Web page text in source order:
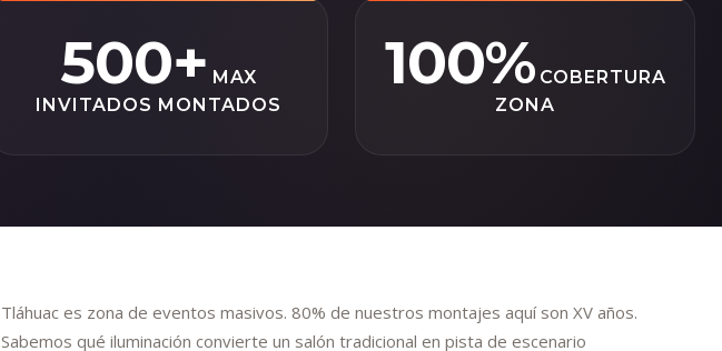
500+ MAX
INVITADOS MONTADOS
100% COBERTURA
ZONA
Tláhuac es zona de eventos masivos. 80% de nuestros montajes aquí son XV años.
Sabemos qué iluminación convierte un salón tradicional en pista de escenario